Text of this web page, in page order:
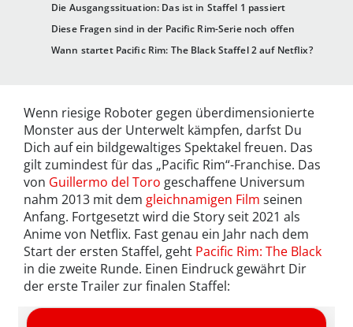
Die Ausgangssituation: Das ist in Staffel 1 passiert
Diese Fragen sind in der Pacific Rim-Serie noch offen
Wann startet Pacific Rim: The Black Staffel 2 auf Netflix?
Wenn riesige Roboter gegen überdimensionierte
Monster aus der Unterwelt kämpfen, darfst Du
Dich auf ein bildgewaltiges Spektakel freuen. Das
gilt zumindest für das „Pacific Rim“-Franchise. Das
von Guillermo del Toro geschaffene Universum
nahm 2013 mit dem gleichnamigen Film seinen
Anfang. Fortgesetzt wird die Story seit 2021 als
Anime von Netflix. Fast genau ein Jahr nach dem
Start der ersten Staffel, geht Pacific Rim: The Black
in die zweite Runde. Einen Eindruck gewährt Dir
der erste Trailer zur finalen Staffel: